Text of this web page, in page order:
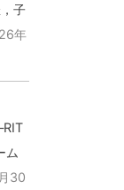
子
年
ム
30